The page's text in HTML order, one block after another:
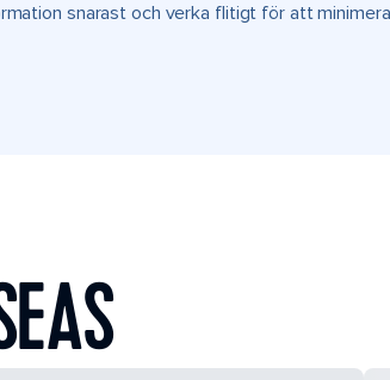
snarast och verka flitigt för att